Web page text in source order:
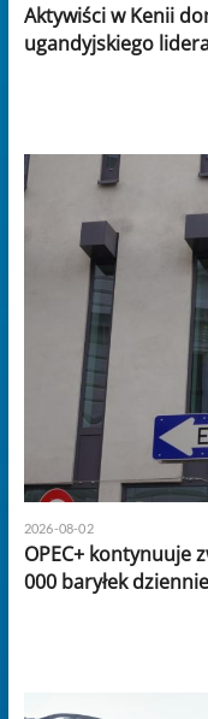
Aktywiści w Kenii
ugandyjskiego
2026-08-02
OPEC+ kontynuuje
000 baryłek